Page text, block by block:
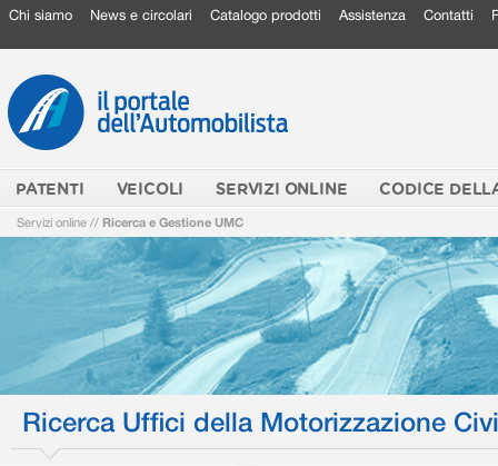
Chi siamo News e circolari Catalogo prodotti Assistenza Contatti
PATENTI VEICOLI SERVIZI ONLINE CODICE
Servizi online // Ricerca e Gestione UMC
Ricerca Uffici della Motorizzazione